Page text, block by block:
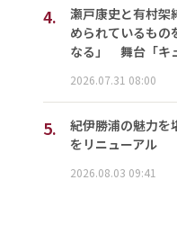
4.
瀬戸康史と有村架
められているもの
なる」 舞台「キ
2026.07.31 08:00
5.
紀伊勝浦の魅力
をリニューアル
2026.08.03 09:41